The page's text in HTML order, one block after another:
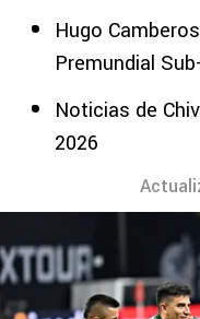
Hugo
Premundial
Noticias de
2026